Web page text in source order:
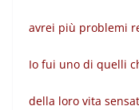
avrei più problemi
Io fui uno di quelli
della loro vita